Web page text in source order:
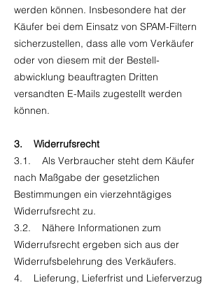
werden können. Insbesondere hat der
Käufer bei dem Einsatz von SPAM-Filtern
sicherzustellen, dass alle vom Verkäufer
oder von diesem mit der Bestell-
abwicklung beauftragten Dritten
versandten E-Mails zugestellt werden
können.
3. Widerrufsrecht
3.1. Als Verbraucher steht dem Käufer
nach Maßgabe der gesetzlichen
Bestimmungen ein vierzehntägiges
Widerrufsrecht zu.
3.2. Nähere Informationen zum
Widerrufsrecht ergeben sich aus der
Widerrufsbelehrung des Verkäufers.
4. Lieferung, Lieferfrist und Lieferverzug